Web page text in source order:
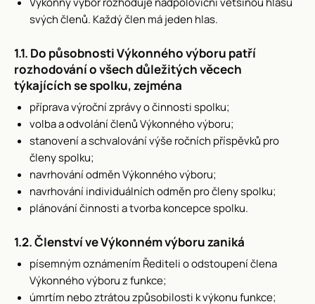
svých členů. Každý člen má jeden hlas.
1.1. Do působnosti Výkonného výboru patří
rozhodování o všech důležitých věcech
týkajících se spolku, zejména
příprava výroční zprávy o činnosti spolku;
volba a odvolání členů Výkonného výboru;
stanovení a schvalování výše ročních příspěvků pro
členy spolku;
navrhování odměn Výkonného výboru;
navrhování individuálních odměn pro členy spolku;
plánování činnosti a tvorba koncepce spolku.
1.2. Členství ve Výkonném výboru zaniká
písemným oznámením Řediteli o odstoupení člena
Výkonného výboru z funkce;
úmrtím nebo ztrátou způsobilosti k výkonu funkce;